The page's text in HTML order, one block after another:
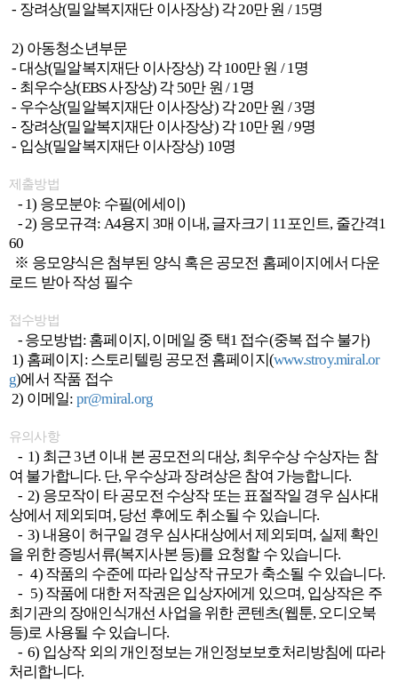
- 장려상(밀알복지재단 이사장상) 각 20만 원 / 15명
2) 아동청소년부문
- 대상(밀알복지재단 이사장상) 각 100만 원 / 1명
- 최우수상(EBS 사장상) 각 50만 원 / 1명
- 우수상(밀알복지재단 이사장상) 각 20만 원 / 3명
- 장려상(밀알복지재단 이사장상) 각 10만 원 / 9명
- 입상(밀알복지재단 이사장상) 10명
제출방법
- 1) 응모분야: 수필(에세이)
- 2) 응모규격: A4용지 3매 이내, 글자크기 11포인트, 줄간격1
60
※ 응모양식은 첨부된 양식 혹은 공모전 홈페이지에서 다운
로드 받아 작성 필수
접수방법
- 응모방법: 홈페이지, 이메일 중 택1 접수(중복 접수 불가)
1) 홈페이지: 스토리텔링 공모전 홈페이지(www.stroy.miral.or
g)에서 작품 접수
2) 이메일: pr@miral.org
유의사항
- 1) 최근 3년 이내 본 공모전의 대상, 최우수상 수상자는 참
여 불가합니다. 단, 우수상과 장려상은 참여 가능합니다.
- 2) 응모작이 타 공모전 수상작 또는 표절작일 경우 심사대
상에서 제외되며, 당선 후에도 취소될 수 있습니다.
- 3) 내용이 허구일 경우 심사대상에서 제외되며, 실제 확인
을 위한 증빙서류(복지사본 등)를 요청할 수 있습니다.
- 4) 작품의 수준에 따라 입상작 규모가 축소될 수 있습니다.
- 5) 작품에 대한 저작권은 입상자에게 있으며, 입상작은 주
최기관의 장애인식개선 사업을 위한 콘텐츠(웹툰, 오디오북
등)로 사용될 수 있습니다.
- 6) 입상작 외의 개인정보는 개인정보보호처리방침에 따라
처리합니다.